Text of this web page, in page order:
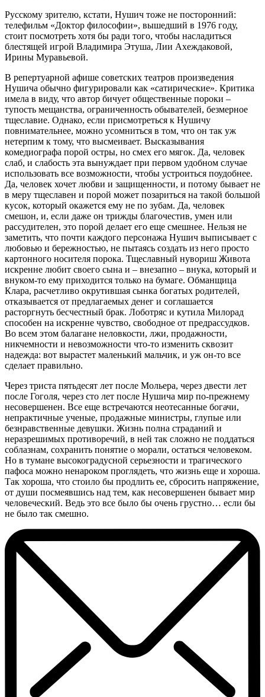
Русскому зрителю, кстати, Нушич тоже не посторонний:
телефильм «Доктор философии», вышедший в 1976 году,
стоит посмотреть хотя бы ради того, чтобы насладиться
блестящей игрой Владимира Этуша, Лии Ахеждаковой,
Ирины Муравьевой.
В репертуарной афише советских театров произведения
Нушича обычно фигурировали как «сатирические». Критика
имела в виду, что автор бичует общественные пороки –
тупость мещанства, ограниченность обывателей, безмерное
тщеславие. Однако, если присмотреться к Нушичу
повнимательнее, можно усомниться в том, что он так уж
нетерпим к тому, что высмеивает. Высказывания
комедиографа порой остры, но смех его мягок. Да, человек
слаб, и слабость эта вынуждает при первом удобном случае
использовать все возможности, чтобы устроиться поудобнее.
Да, человек хочет любви и защищенности, и потому бывает не
в меру тщеславен и порой может позариться на такой большой
кусок, который окажется ему не по зубам. Да, человек
смешон, и, если даже он трижды благочестив, умен или
рассудителен, это порой делает его еще смешнее. Нельзя не
заметить, что почти каждого персонажа Нушич выписывает с
любовью и бережностью, не пытаясь создать из него просто
картонного носителя порока. Тщеславный нувориш Живота
искренне любит своего сына и – внезапно – внука, который и
внуком-то ему приходится только на бумаге. Обманщица
Клара, расчетливо окрутившая сынка богатых родителей,
отказывается от предлагаемых денег и соглашается
расторгнуть бесчестный брак. Лоботряс и кутила Милорад
способен на искренне чувство, свободное от предрассудков.
Во всем этом балагане неловкости, лжи, продажности,
никчемности и невозможности что-то изменить сквозит
надежда: вот вырастет маленький мальчик, и уж он-то все
сделает правильно.
Через триста пятьдесят лет после Мольера, через двести лет
после Гоголя, через сто лет после Нушича мир по-прежнему
несовершенен. Все еще встречаются неотесанные богачи,
непрактичные ученые, продажные министры, глупые или
безнравственные девушки. Жизнь полна страданий и
неразрешимых противоречий, в ней так сложно не поддаться
соблазнам, сохранить понятие о морали, остаться человеком.
Но в тумане высокоградусной серьезности и трагического
пафоса можно ненароком проглядеть, что жизнь еще и хороша.
Так хороша, что стоило бы продлить ее, сбросить напряжение,
от души посмеявшись над тем, как несовершенен бывает мир
человеческий. Ведь это все было бы очень грустно… если бы
не было так смешно.